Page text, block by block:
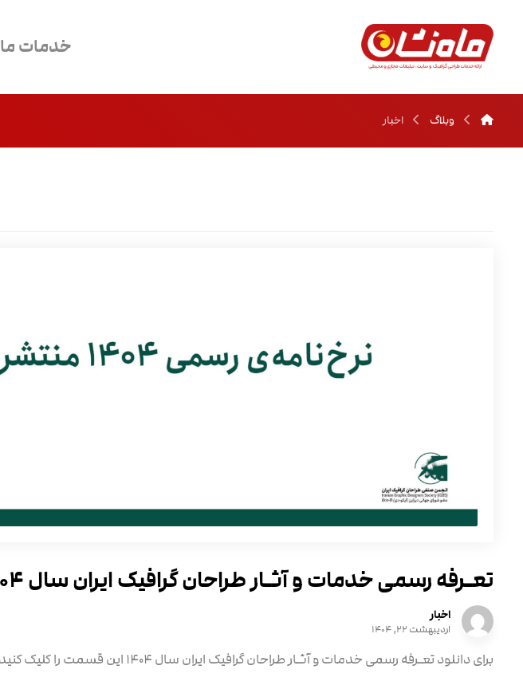
خدمات ما
وبلاگ اخبار
تعـرفه رسمی خدمات و آثـار طراحان گرافیک ایران سال ۱۴۰۴
اخبار
اردیبهشت ۲۲, ۱۴۰۴
برای دانلود تعـرفه رسمی خدمات و آثـار طراحان گرافیک ایران سال ۱۴۰۴ این قسمت را کلیک کنید. ...